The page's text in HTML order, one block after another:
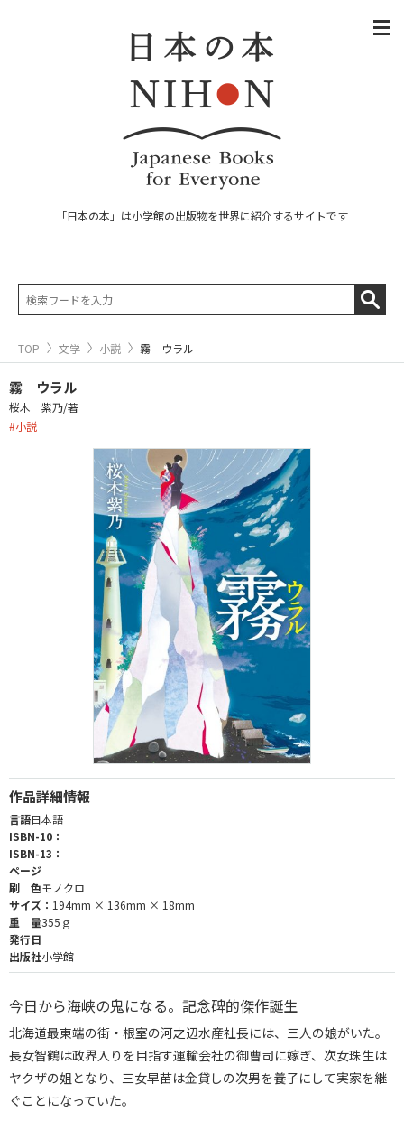
「日本の本」は小学館の出版物を世界に紹介するサイトです
TOP 文学 小説 霧 ウラル
霧 ウラル
桜木 紫乃/著
#小説
作品詳細情報
言語日本語
ISBN-10：
ISBN-13：
ページ
刷 色モノクロ
サイズ： 194mm × 136mm × 18mm
重 量355ｇ
発行日
出版社小学館
今日から海峡の鬼になる。記念碑的傑作誕生
北海道最東端の街・根室の河之辺水産社長には、三人の娘がいた。
長女智鶴は政界入りを目指す運輸会社の御曹司に嫁ぎ、次女珠生は
ヤクザの姐となり、三女早苗は金貸しの次男を養子にして実家を継
ぐことになっていた。